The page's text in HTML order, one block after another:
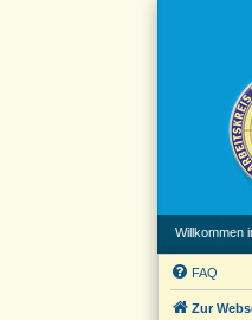
Willkommen
FAQ
Zur